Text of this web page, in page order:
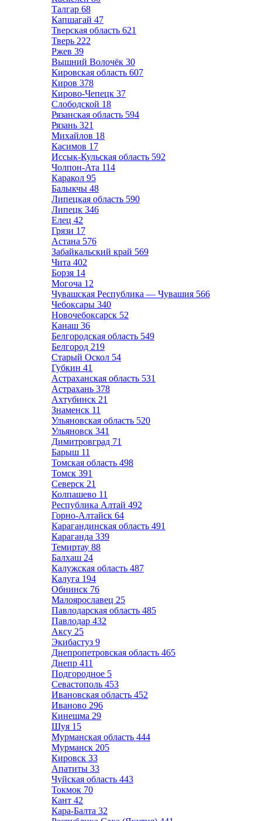
Талгар 68
Капшагай 47
Тверская область 621
Тверь 222
Ржев 39
Вышний Волочёк 30
Кировская область 607
Киров 378
Кирово-Чепецк 37
Слободской 18
Рязанская область 594
Рязань 321
Михайлов 18
Касимов 17
Иссык-Кульская область 592
Чолпон-Ата 114
Каракол 95
Балыкчы 48
Липецкая область 590
Липецк 346
Елец 42
Грязи 17
Астана 576
Забайкальский край 569
Чита 402
Борзя 14
Могоча 12
Чувашская Республика — Чувашия 566
Чебоксары 340
Новочебоксарск 52
Канаш 36
Белгородская область 549
Белгород 219
Старый Оскол 54
Губкин 41
Астраханская область 531
Астрахань 378
Ахтубинск 21
Знаменск 11
Ульяновская область 520
Ульяновск 341
Димитровград 71
Барыш 11
Томская область 498
Томск 391
Северск 21
Колпашево 11
Республика Алтай 492
Горно-Алтайск 64
Карагандинская область 491
Караганда 339
Темиртау 88
Балхаш 24
Калужская область 487
Калуга 194
Обнинск 76
Малоярославец 25
Павлодарская область 485
Павлодар 432
Аксу 25
Экибастуз 9
Днепропетровская область 465
Днепр 411
Подгородное 5
Севастополь 453
Ивановская область 452
Иваново 296
Кинешма 29
Шуя 15
Мурманская область 444
Мурманск 205
Кировск 33
Апатиты 33
Чуйская область 443
Токмок 70
Кант 42
Кара-Балта 32